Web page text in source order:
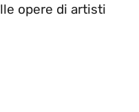
opere di artisti